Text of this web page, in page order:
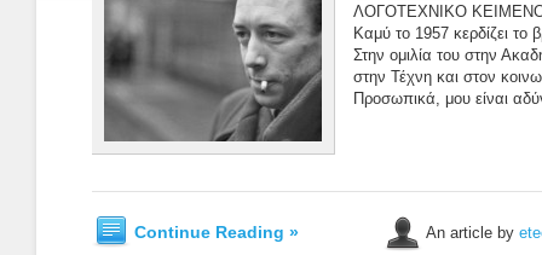
ΛΟΓΟΤΕΧΝΙΚΟ ΚΕΙΜΕΝΟ
Καμύ το 1957 κερδίζει το
Στην ομιλία του στην
στην Τέχνη και στον
Προσωπικά, μου είναι
Continue Reading » An article by